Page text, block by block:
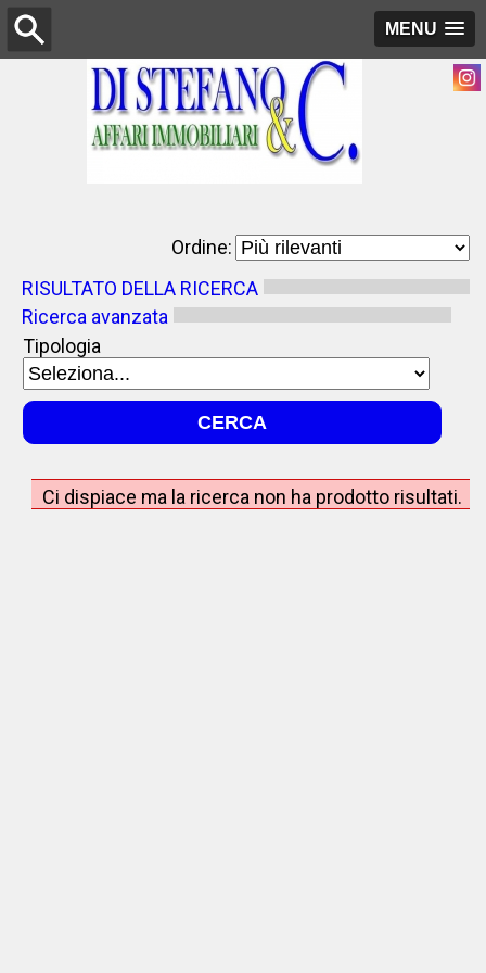
MENU
Ordine:
RISULTATO DELLA RICERCA
Ricerca avanzata
Tipologia
Ci dispiace ma la ricerca non ha prodotto risultati.